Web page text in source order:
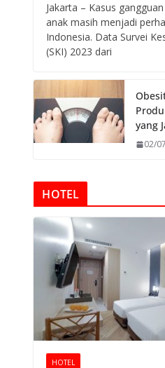
Jakarta – Kasus
anak masih menjadi
Indonesia. Data Survei
(SKI) 2023 dari
yang
02/
HOTEL
HOTEL